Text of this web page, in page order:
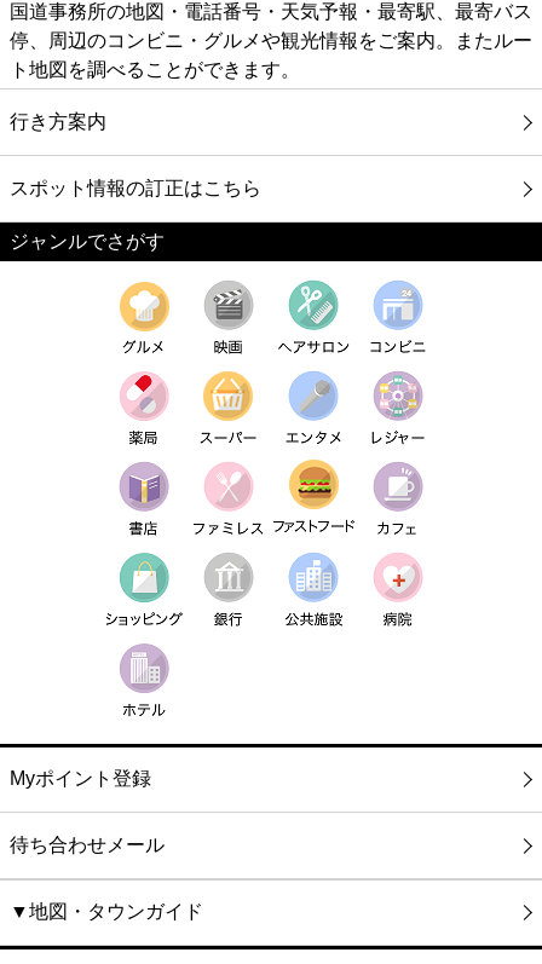
国道事務所の地図・電話番号・天気予報・最寄駅、最寄バス
停、周辺のコンビニ・グルメや観光情報をご案内。またルー
ト地図を調べることができます。
行き方案内
スポット情報の訂正はこちら
ジャンルでさがす
Myポイント登録
待ち合わせメール
▼地図・タウンガイド